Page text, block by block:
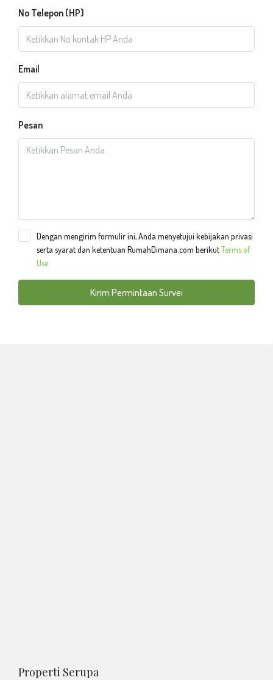
No Telepon (HP)
Email
Pesan
Dengan mengirim formulir ini, Anda menyetujui kebijakan privasi
serta syarat dan ketentuan RumahDimana.com berikutTerms of
Use
Kirim Permintaan Survei
Properti Serupa